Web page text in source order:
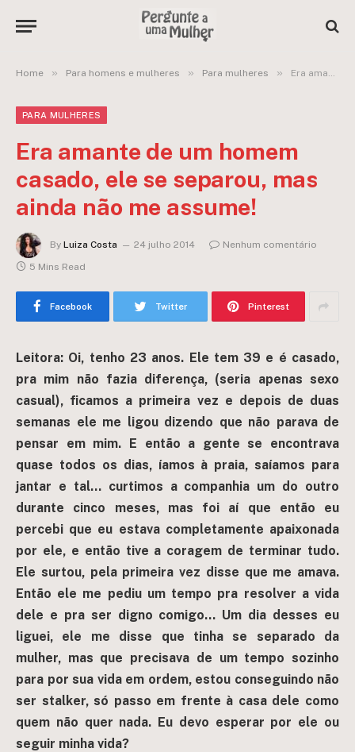
Home » Para homens e mulheres » Para mulheres » Era amante de um homem casado, ele se separou, mas ainda não me assume!
PARA MULHERES
Era amante de um homem
casado, ele se separou, mas
ainda não me assume!
By Luiza Costa 24 julho 2014
Nenhum comentário
5 Mins Read
Facebook Twitter Pinterest
Leitora: Oi, tenho 23 anos. Ele tem 39 e é casado,
pra mim não fazia diferença, (seria apenas sexo
casual), ficamos a primeira vez e depois de duas
semanas ele me ligou dizendo que não parava de
pensar em mim. E então a gente se encontrava
quase todos os dias, íamos à praia, saíamos para
jantar e tal… curtimos a companhia um do outro
durante cinco meses, mas foi aí que então eu
percebi que eu estava completamente apaixonada
por ele, e então tive a coragem de terminar tudo.
Ele surtou, pela primeira vez disse que me amava.
Então ele me pediu um tempo pra resolver a vida
dele e pra ser digno comigo… Um dia desses eu
liguei, ele me disse que tinha se separado da
mulher, mas que precisava de um tempo sozinho
para por sua vida em ordem, estou conseguindo não
ser stalker, só passo em frente à casa dele como
quem não quer nada. Eu devo esperar por ele ou
seguir minha vida?